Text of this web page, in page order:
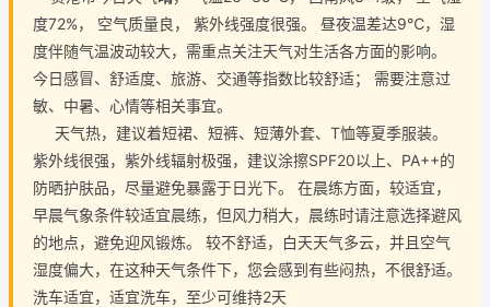
度72%， 空气质量良， 紫外线强度很强。 昼夜温差达9℃，湿
度伴随气温波动较大，需重点关注天气对生活各方面的影响。
今日感冒、舒适度、旅游、交通等指数比较舒适； 需要注意过
敏、中暑、心情等相关事宜。
天气热，建议着短裙、短裤、短薄外套、T恤等夏季服装。
紫外线很强，紫外线辐射极强，建议涂擦SPF20以上、PA++的
防晒护肤品，尽量避免暴露于日光下。 在晨练方面，较适宜，
早晨气象条件较适宜晨练，但风力稍大，晨练时请注意选择避风
的地点，避免迎风锻炼。 较不舒适，白天天气多云，并且空气
湿度偏大，在这种天气条件下，您会感到有些闷热，不很舒适。
洗车适宜，适宜洗车，至少可维持2天